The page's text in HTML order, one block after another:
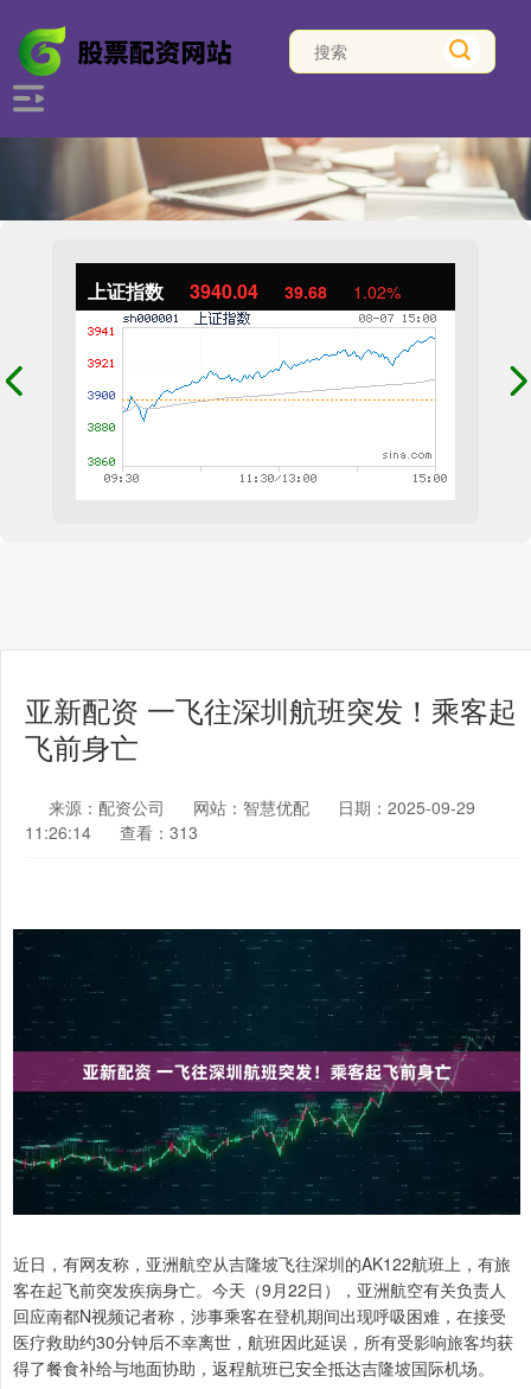
上证指数 3940.04 39.68 1.02%
亚新配资 一飞往深圳航班突发！乘客起
飞前身亡
来源：配资公司 网站：智慧优配
日期：2025-09-29
11:26:14
查看：313
近日，有网友称，亚洲航空从吉隆坡飞往深圳的AK122航班上，有旅
客在起飞前突发疾病身亡。今天（9月22日），亚洲航空有关负责人
回应南都N视频记者称，涉事乘客在登机期间出现呼吸困难，在接受
医疗救助约30分钟后不幸离世，航班因此延误，所有受影响旅客均获
得了餐食补给与地面协助，返程航班已安全抵达吉隆坡国际机场。